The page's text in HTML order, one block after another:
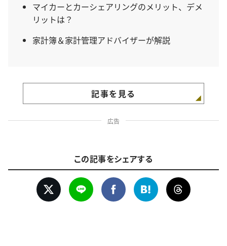
マイカーとカーシェアリングのメリット、デメ
リットは？
家計簿＆家計管理アドバイザーが解説
記事を見る
広告
この記事をシェアする